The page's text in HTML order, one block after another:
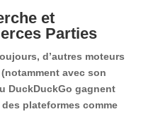
et
Parties
d’autres moteurs
avec son
DuckDuckGo gagnent
plateformes comme